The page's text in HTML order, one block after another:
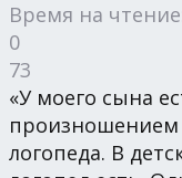
Время на
0
73
«У моего сына
произношением
логопеда. В